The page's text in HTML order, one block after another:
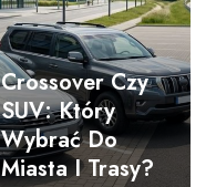
Crossover Czy
SUV: Który
Wybrać Do
Miasta I Trasy?